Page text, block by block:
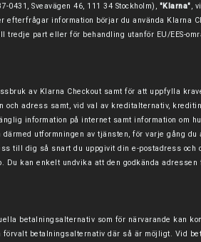
Sveavägen 46, 111 34 Stockholm), "Klarna" ,
efterfrågar information börjar du använda Klarna
part eller för behandling utanför EU/EES-
av Klarna Checkout samt för att uppfylla
adress samt, vid val av kreditalternativ,
information på internet samt information om
utformningen av tjänsten, för varje gång
till dig så snart du uppgivit din e-postadress och
kan enkelt undvika att den godkända
betalningsalternativ som för närvarande kan
betalningsalternativ där så är möjligt. Vid